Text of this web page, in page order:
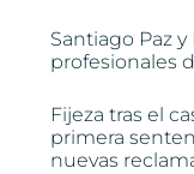
Santiago Paz
profesionales
Fijeza tras el
primera
nuevas